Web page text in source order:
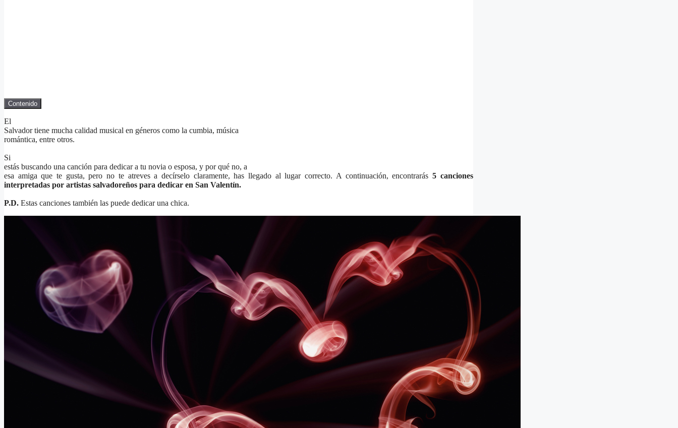
Contenido
El
Salvador tiene mucha calidad musical en géneros como la cumbia, música
romántica, entre otros.
Si
estás buscando una canción para dedicar a tu novia o esposa, y por qué no, a
esa amiga que te gusta, pero no te atreves a decírselo claramente, has llegado al lugar correcto. A continuación, encontrarás 5 canciones
interpretadas por artistas salvadoreños para dedicar en San Valentín.
P.D. Estas canciones también las puede dedicar una chica.